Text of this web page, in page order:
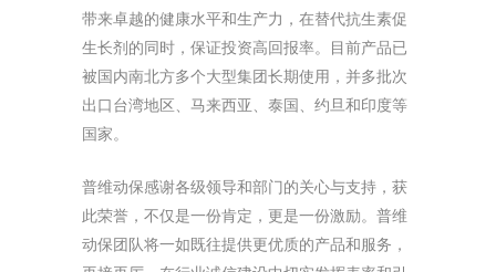
带来卓越的健康水平和生产力，在替代抗生素促
生长剂的同时，保证投资高回报率。目前产品已
被国内南北方多个大型集团长期使用，并多批次
出口台湾地区、马来西亚、泰国、约旦和印度等
国家。
普维动保感谢各级领导和部门的关心与支持，获
此荣誉，不仅是一份肯定，更是一份激励。普维
动保团队将一如既往提供更优质的产品和服务，